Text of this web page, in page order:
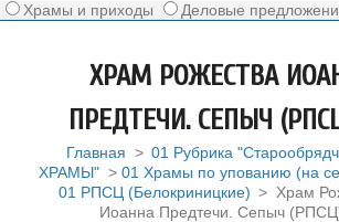
Храмы и приходы Деловые
ХРАМ РОЖЕСТВА
ПРЕДТЕЧИ. СЕПЫЧ
Главная > 01 Рубрика
ХРАМЫ"> 01 Храмы по упованию (на
01 РПСЦ (Белокриницкие) > Храм
Иоанна Предтечи. Сепыч